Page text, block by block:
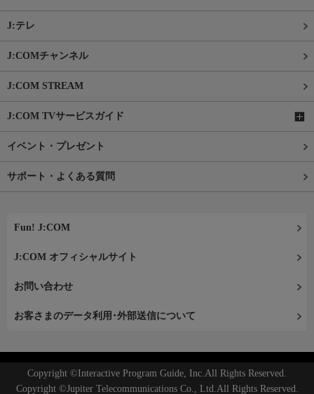
J:テレ
J:COMチャンネル
J:COM STREAM
J:COM TVサービスガイド
イベント・プレゼント
サポート・よくある質問
Fun! J:COM
J:COM オフィシャルサイト
お問い合わせ
お客さまのデータ利用･外部送信について
Copyright ©Interactive Program Guide, Inc.All Rights Reserved.
Copyright ©Jupiter Telecommunications Co., Ltd.All Rights Reserved.